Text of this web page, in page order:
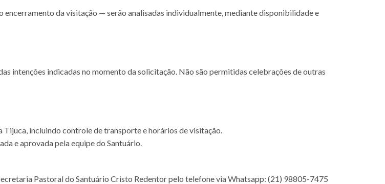
encerramento da visitação — serão analisadas individualmente, mediante disponibilidade e
intenções indicadas no momento da solicitação. Não são permitidas celebrações de outras
Tijuca, incluindo controle de transporte e horários de visitação.
e aprovada pela equipe do Santuário.
Pastoral do Santuário Cristo Redentor pelo telefone via Whatsapp: (21) 98805-7475